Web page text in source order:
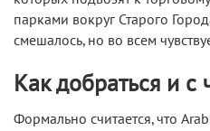
парками вокруг Старого
смешалось, но во всем
Как добраться и с
Формально считается, что